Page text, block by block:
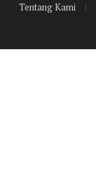
Tentang Kami